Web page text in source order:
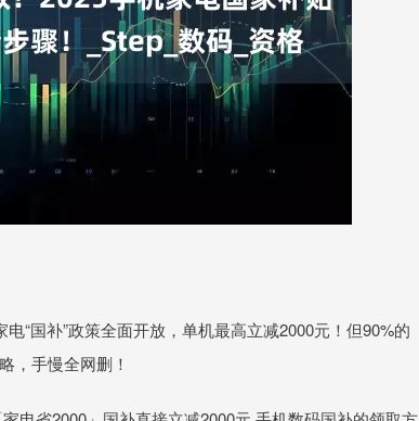
“国补”政策全面开放，单机最高立减2000元！但90%的
，手慢全网删！